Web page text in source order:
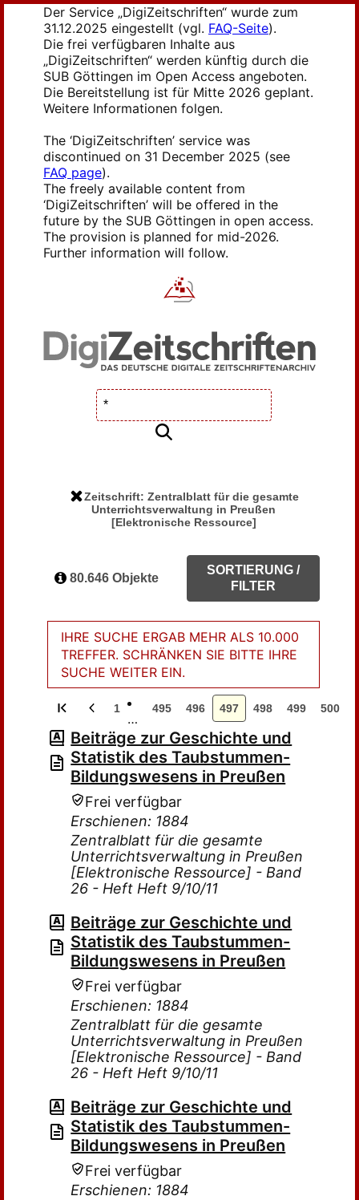
Der Service „DigiZeitschriften“ wurde zum
31.12.2025 eingestellt (vgl. FAQ-Seite).
Die frei verfügbaren Inhalte aus
„DigiZeitschriften“ werden künftig durch die
SUB Göttingen im Open Access angeboten.
Die Bereitstellung ist für Mitte 2026 geplant.
Weitere Informationen folgen.
The ‘DigiZeitschriften’ service was
discontinued on 31 December 2025 (see
FAQ page).
The freely available content from
‘DigiZeitschriften’ will be offered in the
future by the SUB Göttingen in open access.
The provision is planned for mid-2026.
Further information will follow.
Zeitschrift: Zentralblatt für die gesamte
Unterrichtsverwaltung in Preußen
[Elektronische Ressource]
80.646 Objekte
SORTIERUNG /
FILTER
IHRE SUCHE ERGAB MEHR ALS 10.000
TREFFER. SCHRÄNKEN SIE BITTE IHRE
SUCHE WEITER EIN.
1
…
495 496 497 498 499 500
Beiträge zur Geschichte und
Statistik des Taubstummen-
Bildungswesens in Preußen
Frei verfügbar
Erschienen: 1884
Zentralblatt für die gesamte
Unterrichtsverwaltung in Preußen
[Elektronische Ressource] - Band
26 - Heft Heft 9/10/11
Beiträge zur Geschichte und
Statistik des Taubstummen-
Bildungswesens in Preußen
Frei verfügbar
Erschienen: 1884
Zentralblatt für die gesamte
Unterrichtsverwaltung in Preußen
[Elektronische Ressource] - Band
26 - Heft Heft 9/10/11
Beiträge zur Geschichte und
Statistik des Taubstummen-
Bildungswesens in Preußen
Frei verfügbar
Erschienen: 1884